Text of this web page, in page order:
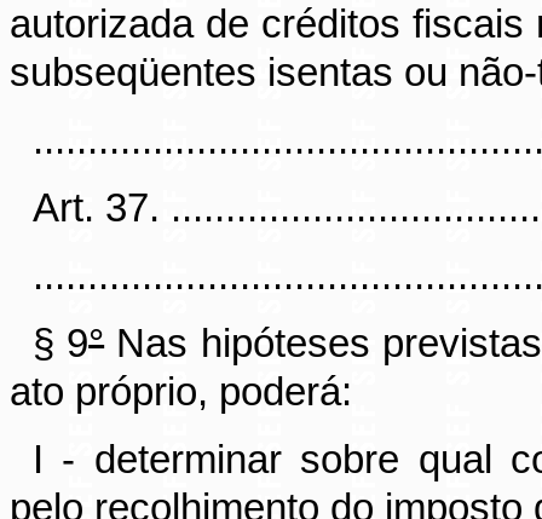
autorizada de créditos
subseqüentes isentas ou
Art. 37.
§ 9°Nas hipóteses
ato próprio, poderá:
I - determinar sobre qual
pelo recolhimento do